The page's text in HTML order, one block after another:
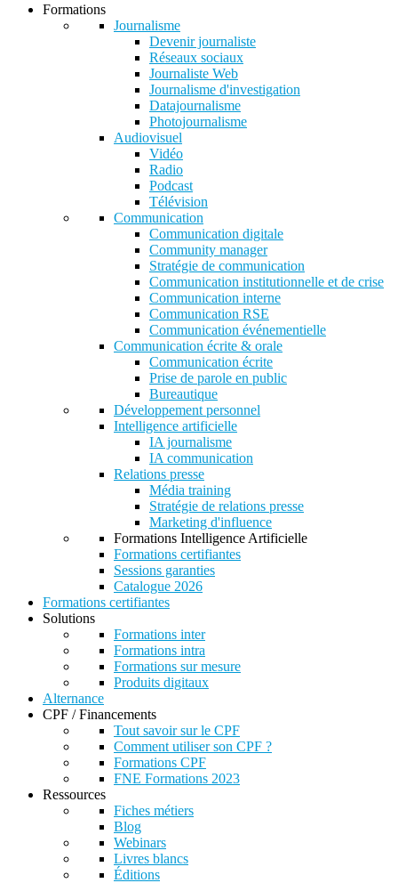
Formations
Journalisme
Devenir journaliste
Réseaux sociaux
Journaliste Web
Journalisme d'investigation
Datajournalisme
Photojournalisme
Audiovisuel
Vidéo
Radio
Podcast
Télévision
Communication
Communication digitale
Community manager
Stratégie de communication
Communication institutionnelle et de crise
Communication interne
Communication RSE
Communication événementielle
Communication écrite & orale
Communication écrite
Prise de parole en public
Bureautique
Développement personnel
Intelligence artificielle
IA journalisme
IA communication
Relations presse
Média training
Stratégie de relations presse
Marketing d'influence
Formations Intelligence Artificielle
Formations certifiantes
Sessions garanties
Catalogue 2026
Formations certifiantes
Solutions
Formations inter
Formations intra
Formations sur mesure
Produits digitaux
Alternance
CPF / Financements
Tout savoir sur le CPF
Comment utiliser son CPF ?
Formations CPF
FNE Formations 2023
Ressources
Fiches métiers
Blog
Webinars
Livres blancs
Éditions